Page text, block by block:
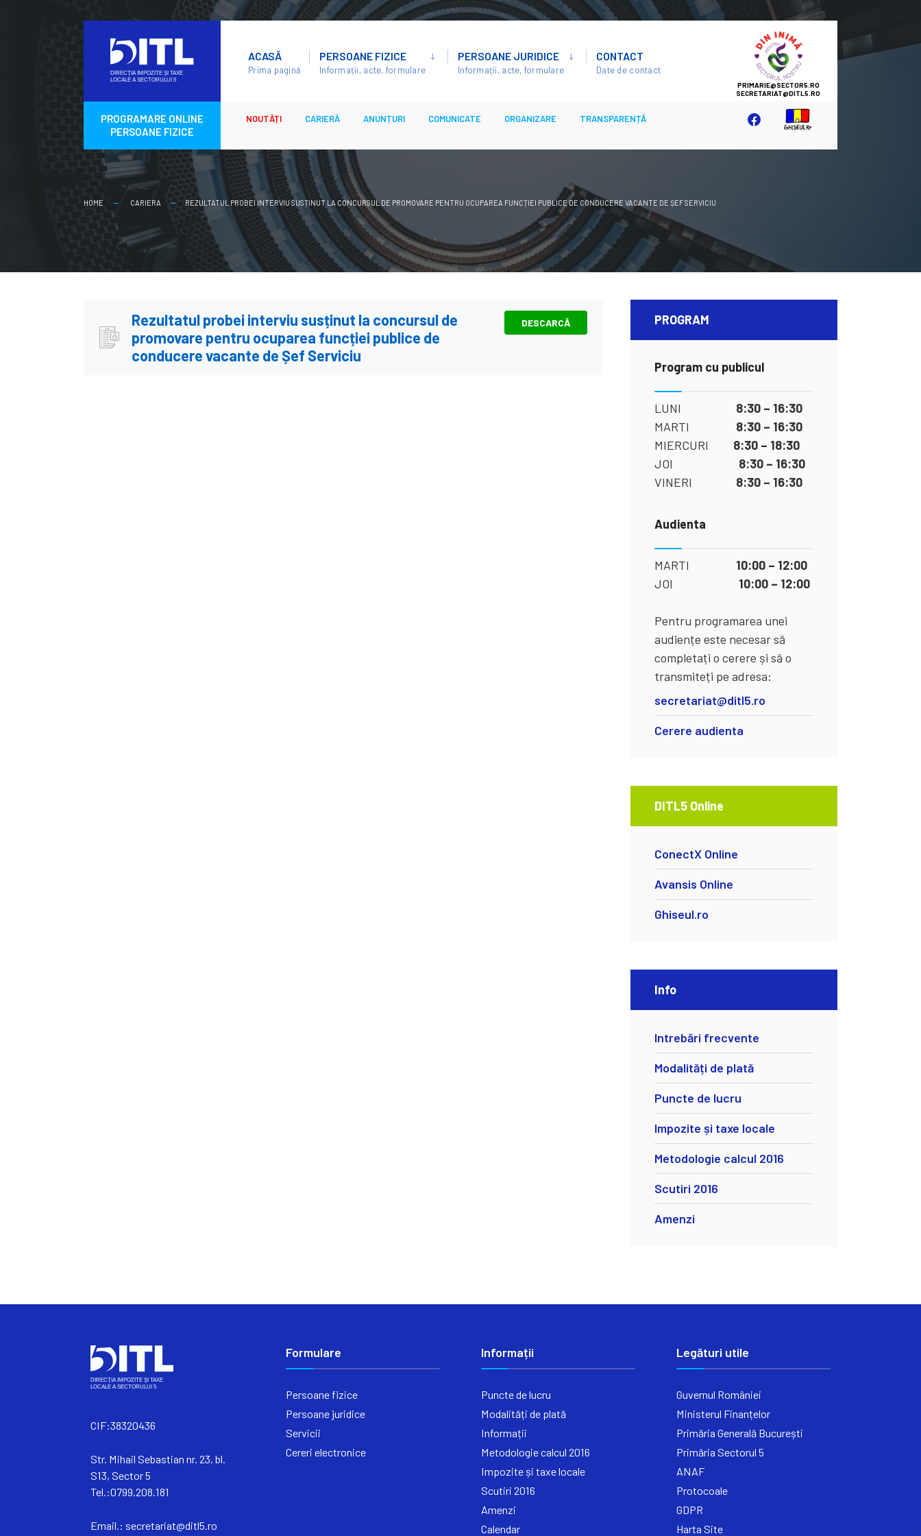
content
ACASĂ
Prima pagină
PERSOANE FIZICE
Informații, acte, formulare
PERSOANE JURIDICE
Informații, acte, formulare
CONTACT
Date de contact
SECTOR
5
PROGRAMARE ONLINE
PERSOANE FIZICE
NOUTĂȚI CARIERĂ ANUNȚURI COMUNICATE ORGANIZARE TRANSPARENȚĂ
HOME CARIERA REZULTATUL PROBEI INTERVIU SUSȚINUT LA CONCURSUL DE PROMOVARE PENTRU OCUPAREA FUNCȚIEI PUBLICE DE CONDUCERE VACANTE DE ȘEF SERVICIU
Rezultatul probei interviu susținut la concursul de
promovare pentru ocuparea funcției publice de
conducere vacante de Șef Serviciu
DESCARCĂ PROGRAM
Program cu publicul
LUNI 8:30 – 16:30
MARTI 8:30 – 16:30
MIERCURI 8:30 – 18:30
JOI 8:30 – 16:30
VINERI 8:30 – 16:30
Audienta
MARTI 10:00 – 12:00
JOI 10:00 – 12:00
Pentru programarea unei
audiențe este necesar să
completați o cerere și să o
transmiteți pe adresa:
secretariat@ditl5.ro
Cerere audienta
DITL5 Online
ConectX Online
Avansis Online
Ghiseul.ro
Info
Intrebări frecvente
Modalități de plată
Puncte de lucru
Impozite și taxe locale
Metodologie calcul 2016
Scutiri 2016
Amenzi
CIF:38320436
Str. Mihail Sebastian nr. 23, bl.
S13, Sector 5
Tel.:0799.208.181
Email.: secretariat@ditl5.ro
Formulare
Persoane fizice
Persoane juridice
Servicii
Cereri electronice
Informații
Puncte de lucru
Modalități de plată
Informații
Metodologie calcul 2016
Impozite și taxe locale
Scutiri 2016
Amenzi
Calendar
Legături utile
Guvernul României
Ministerul Finanțelor
Primăria Generală București
Primăria Sectorul 5
ANAF
Protocoale
GDPR
Harta Site